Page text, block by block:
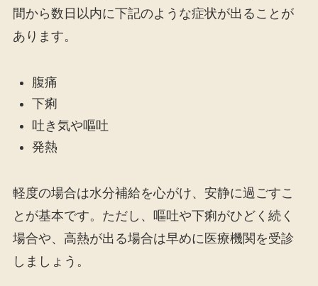
間から数日以内に下記のような症状が出ることが
あります。
腹痛
下痢
吐き気や嘔吐
発熱
軽度の場合は水分補給を心がけ、安静に過ごすこ
とが基本です。ただし、嘔吐や下痢がひどく続く
場合や、高熱が出る場合は早めに医療機関を受診
しましょう。